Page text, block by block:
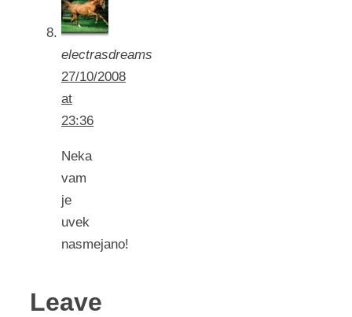
electrasdreams
27/10/2008
at
23:36
Neka
vam
je
uvek
nasmejano!
Leave